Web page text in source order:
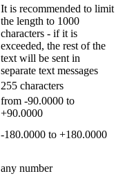
It is recommended to limit
the length to 1000
characters - if it is
exceeded, the rest of the
text will be sent in
separate text messages
255 characters
from -90.0000 to
+90.0000
-180.0000 to +180.0000
any number